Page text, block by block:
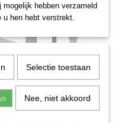
hebben verzameld
u hen hebt verstrekt.
Selectie toestaan
Nee, niet akkoord